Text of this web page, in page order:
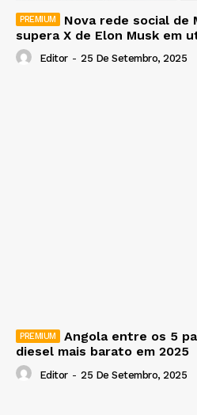
Nova rede social de
supera X de Elon Musk em
Editor - 25 De Setembro, 2025
Angola entre os 5
diesel mais barato em 2025
Editor - 25 De Setembro, 2025